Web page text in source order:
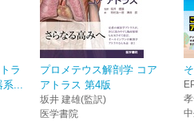
ラ
系...
プロメテウス解剖学 コア
アトラス 第4版
坂井 建雄(監訳)
医学書院